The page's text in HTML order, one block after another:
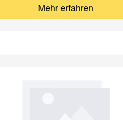
Mehr erfahren